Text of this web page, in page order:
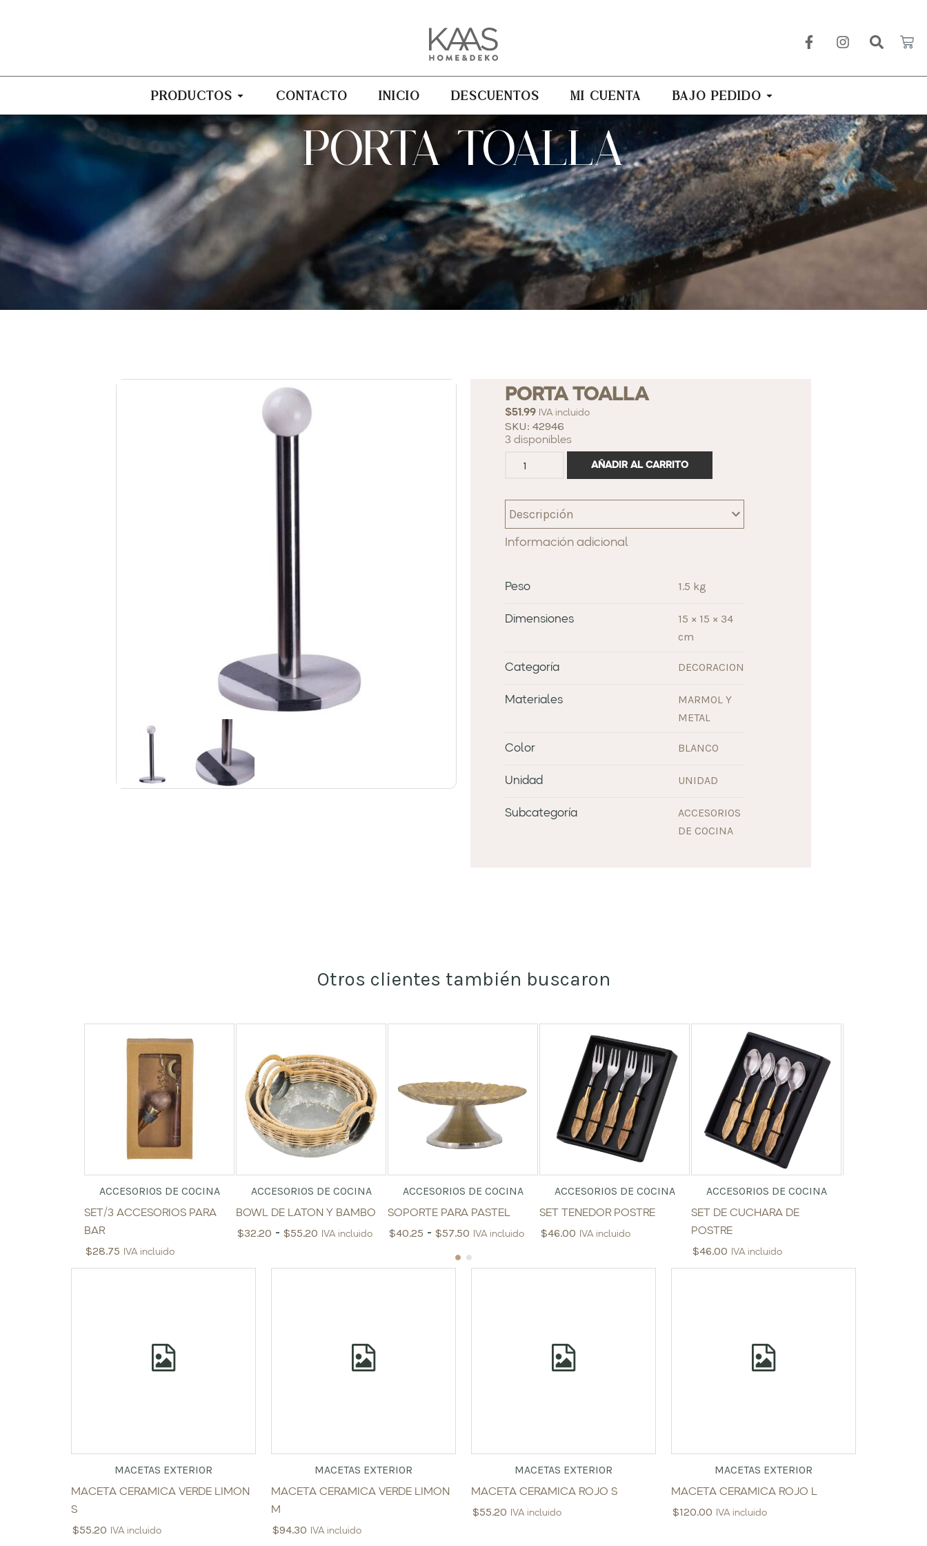
PRODUCTOS CONTACTO INICIO DESCUENTOS MI CUENTA BAJO PEDIDO
PORTA TOALLA
PORTA TOALLA
$51.99 IVA incluido
SKU: 42946
3 disponibles
AÑADIR AL CARRITO
Descripción
Información adicional
Peso 1.5 kg
Dimensiones
15 × 15 × 34
cm
Categoría DECORACION
Materiales
MARMOL Y
METAL
Color BLANCO
Unidad UNIDAD
Subcategoría
ACCESORIOS
DE COCINA
Otros clientes también buscaron
ACCESORIOS DE COCINA
SET/3 ACCESORIOS PARA
BAR
$28.75 IVA incluido
ACCESORIOS DE COCINA
BOWL DE LATON Y BAMBO
$32.20 - $55.20 IVA incluido
ACCESORIOS DE COCINA
SOPORTE PARA PASTEL
$40.25 - $57.50 IVA incluido
ACCESORIOS DE COCINA
SET TENEDOR POSTRE
$46.00 IVA incluido
ACCESORIOS DE COCINA
SET DE CUCHARA DE
POSTRE
$46.00 IVA incluido
MACETAS EXTERIOR
MACETA CERAMICA VERDE LIMON
S
$55.20 IVA incluido
MACETAS EXTERIOR
MACETA CERAMICA VERDE LIMON
M
$94.30 IVA incluido
MACETAS EXTERIOR
MACETA CERAMICA ROJO S
$55.20 IVA incluido
MACETAS EXTERIOR
MACETA CERAMICA ROJO L
$120.00 IVA incluido